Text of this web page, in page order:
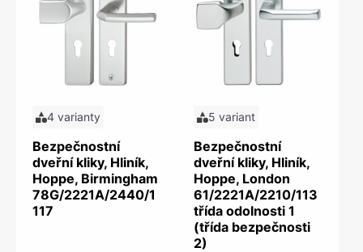
4 varianty
Bezpečnostní
dveřní kliky, Hliník,
Hoppe, Birmingham
78G/2221A/2440/1
117
5 variant
Bezpečnostní
dveřní kliky, Hliník,
Hoppe, London
61/2221A/2210/113
třída odolnosti 1
(třída bezpečnosti
2)